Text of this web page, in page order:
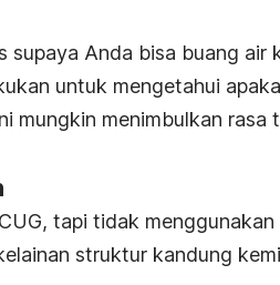
supaya Anda bisa buang air
untuk mengetahui
mungkin menimbulkan
tapi tidak
struktur kandung